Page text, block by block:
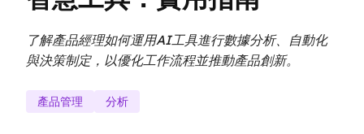
了解產品經理如何運用AI工具進行數據分析、自動化
與決策制定，以優化工作流程並推動產品創新。
產品管理 分析